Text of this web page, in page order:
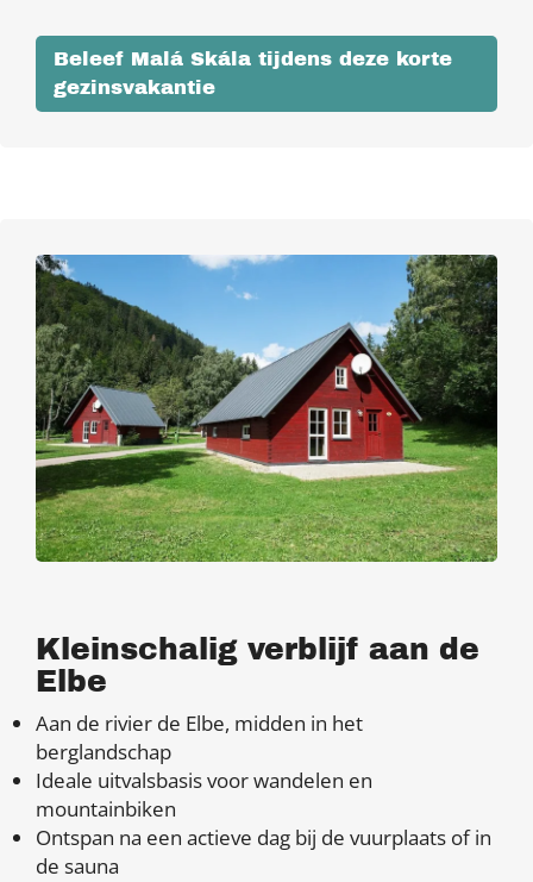
Beleef Malá Skála tijdens deze korte
gezinsvakantie
Kleinschalig verblijf aan de
Elbe
Aan de rivier de Elbe, midden in het
berglandschap
Ideale uitvalsbasis voor wandelen en
mountainbiken
Ontspan na een actieve dag bij de vuurplaats of in
de sauna